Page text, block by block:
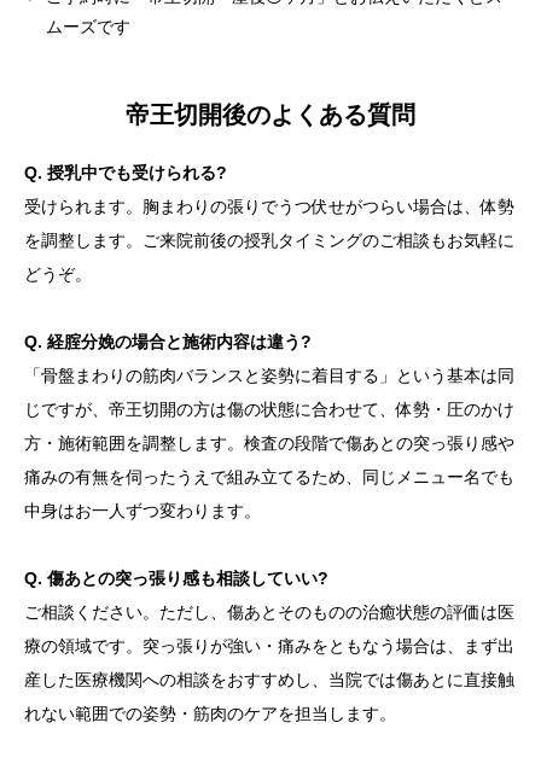
ムーズです
帝王切開後のよくある質問
Q. 授乳中でも受けられる?
受けられます。胸まわりの張りでうつ伏せがつらい場合は、体勢
を調整します。ご来院前後の授乳タイミングのご相談もお気軽に
どうぞ。
Q. 経腟分娩の場合と施術内容は違う?
「骨盤まわりの筋肉バランスと姿勢に着目する」という基本は同
じですが、帝王切開の方は傷の状態に合わせて、体勢・圧のかけ
方・施術範囲を調整します。検査の段階で傷あとの突っ張り感や
痛みの有無を伺ったうえで組み立てるため、同じメニュー名でも
中身はお一人ずつ変わります。
Q. 傷あとの突っ張り感も相談していい?
ご相談ください。ただし、傷あとそのものの治癒状態の評価は医
療の領域です。突っ張りが強い・痛みをともなう場合は、まず出
産した医療機関への相談をおすすめし、当院では傷あとに直接触
れない範囲での姿勢・筋肉のケアを担当します。